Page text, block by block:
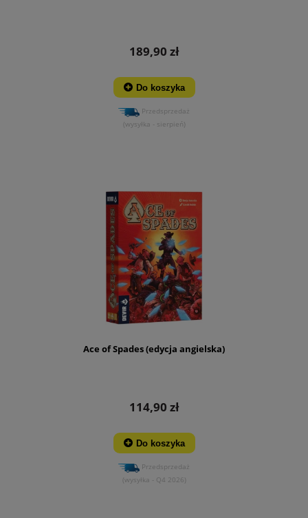
189,90 zł
Do koszyka
Przedsprzedaż
(wysyłka - sierpień)
Ace of Spades (edycja angielska)
114,90 zł
Do koszyka
Przedsprzedaż
(wysyłka - Q4 2026)